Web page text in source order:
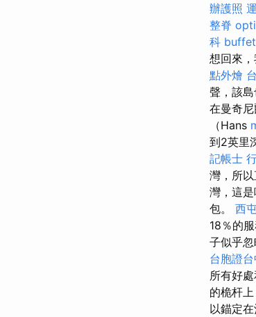
辦護照
整脊
科
想回來
點外燴
聲，該
在曼奇
（Hans
到2英里
記帳士
灣，所
灣，這
包。 西
18％的
子似乎
台胞證台
所有好
的桅杆上
以錨定